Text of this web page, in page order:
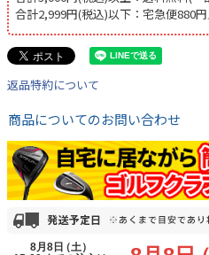
合計2,999円(税込)以下：宅急便880
返品特約について
商品についてのお問い合わせ